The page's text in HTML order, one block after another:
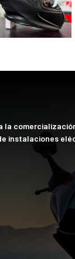
la
instalaciones